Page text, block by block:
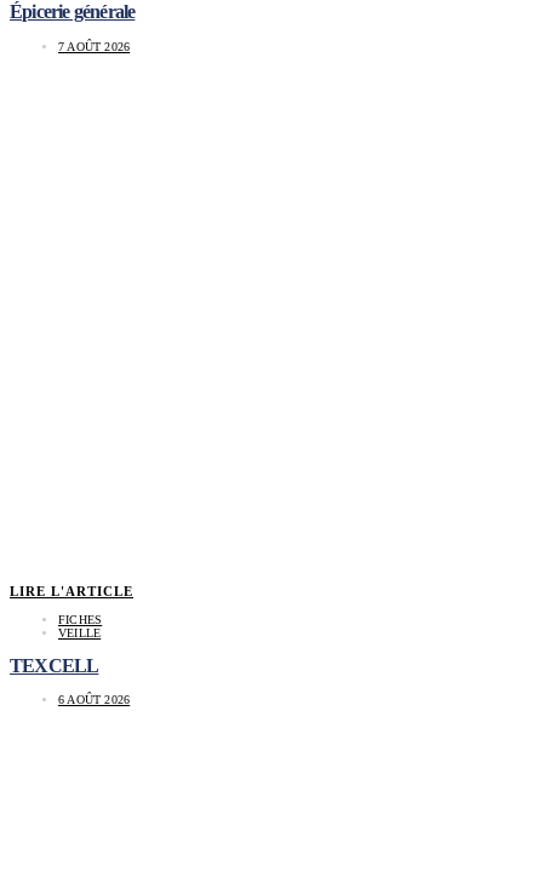
Épicerie générale
7 AOÛT 2026
LIRE L'ARTICLE
FICHES
VEILLE
TEXCELL
6 AOÛT 2026